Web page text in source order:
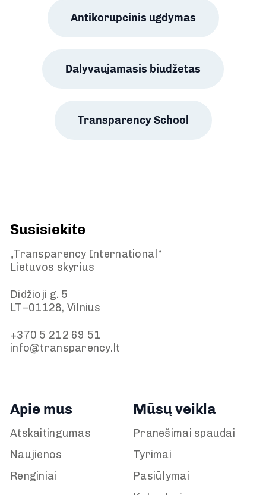
Antikorupcinis ugdymas
Dalyvaujamasis biudžetas
Transparency School
Susisiekite
„Transparency International“
Lietuvos skyrius
Didžioji g. 5
LT–01128, Vilnius
+370 5 212 69 51
info@transparency.lt
Apie mus
Atskaitingumas
Naujienos
Renginiai
Mūsų veikla
Pranešimai spaudai
Tyrimai
Pasiūlymai